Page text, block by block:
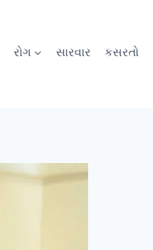
રોગ સારવાર કસરતો